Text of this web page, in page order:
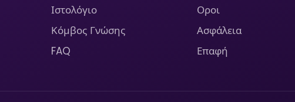
Ιστολόγιο
Κόμβος Γνώσης
FAQ
Οροι
Ασφάλεια
Επαφή